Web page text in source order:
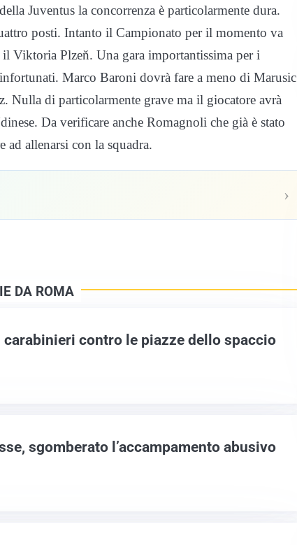
Juventus la concorrenza è particolarmente dura.
posti. Intanto il Campionato per il momento va
Viktoria Plzeň. Una gara importantissima per i
Marco Baroni dovrà fare a meno di Marusic
Nulla di particolarmente grave ma il giocatore avrà
Da verificare anche Romagnoli che già è stato
allenarsi con la squadra.
›
DA ROMA
contro le piazze dello spaccio
sgomberato l’accampamento abusivo